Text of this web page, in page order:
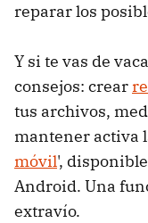
reparar los
Y si te vas de
consejos: crear
tus archivos,
mantener activa
móvil',
Android. Una
extravío.